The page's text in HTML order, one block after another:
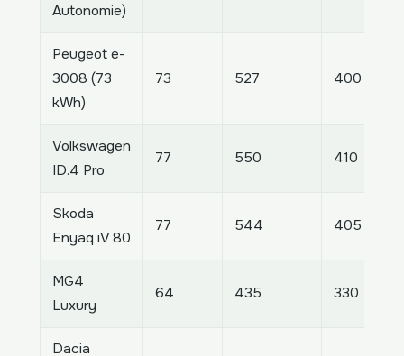
Autonomie)
Peugeot e-
3008 (73
kWh)
73 527 400
Volkswagen
ID.4 Pro
77 550 410
Skoda
Enyaq iV 80
77 544 405
MG4
Luxury
64 435 330
Dacia